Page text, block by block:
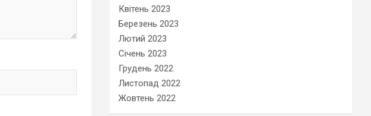
Квітень 2023
Березень 2023
Лютий 2023
Січень 2023
Грудень 2022
Листопад 2022
Жовтень 2022